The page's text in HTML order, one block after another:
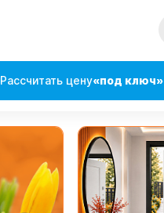
Рассчитать цену«под ключ»